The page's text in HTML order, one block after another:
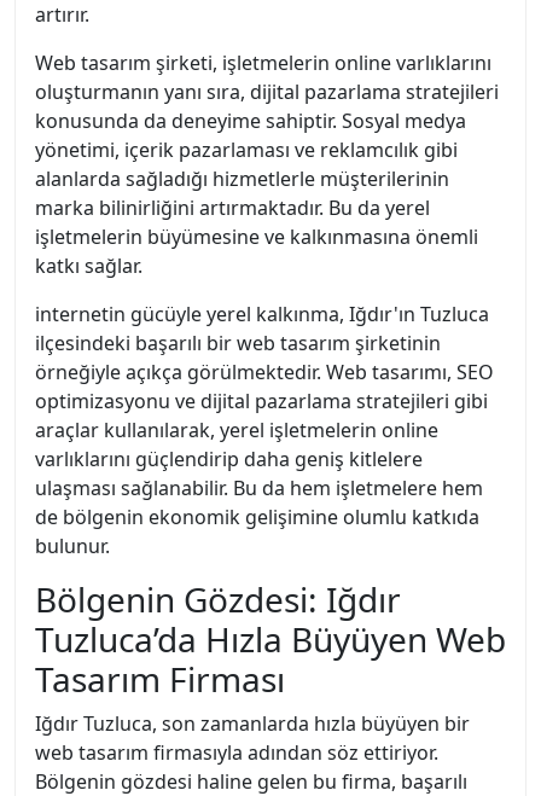
artırır.
Web tasarım şirketi, işletmelerin online varlıklarını
oluşturmanın yanı sıra, dijital pazarlama stratejileri
konusunda da deneyime sahiptir. Sosyal medya
yönetimi, içerik pazarlaması ve reklamcılık gibi
alanlarda sağladığı hizmetlerle müşterilerinin
marka bilinirliğini artırmaktadır. Bu da yerel
işletmelerin büyümesine ve kalkınmasına önemli
katkı sağlar.
internetin gücüyle yerel kalkınma, Iğdır'ın Tuzluca
ilçesindeki başarılı bir web tasarım şirketinin
örneğiyle açıkça görülmektedir. Web tasarımı, SEO
optimizasyonu ve dijital pazarlama stratejileri gibi
araçlar kullanılarak, yerel işletmelerin online
varlıklarını güçlendirip daha geniş kitlelere
ulaşması sağlanabilir. Bu da hem işletmelere hem
de bölgenin ekonomik gelişimine olumlu katkıda
bulunur.
Bölgenin Gözdesi: Iğdır
Tuzluca’da Hızla Büyüyen Web
Tasarım Firması
Iğdır Tuzluca, son zamanlarda hızla büyüyen bir
web tasarım firmasıyla adından söz ettiriyor.
Bölgenin gözdesi haline gelen bu firma, başarılı